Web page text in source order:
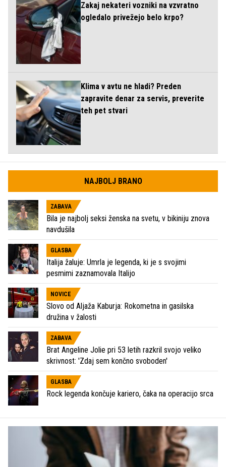
Zakaj nekateri vozniki na vzvratno
ogledalo privežejo belo krpo?
Klima v avtu ne hladi? Preden
zapravite denar za servis, preverite
teh pet stvari
NAJBOLJ BRANO
ZABAVA
Bila je najbolj seksi ženska na svetu, v bikiniju znova
navdušila
GLASBA
Italija žaluje: Umrla je legenda, ki je s svojimi
pesmimi zaznamovala Italijo
NOVICE
Slovo od Aljaža Kaburja: Rokometna in gasilska
družina v žalosti
ZABAVA
Brat Angeline Jolie pri 53 letih razkril svojo veliko
skrivnost: 'Zdaj sem končno svoboden'
GLASBA
Rock legenda končuje kariero, čaka na operacijo srca